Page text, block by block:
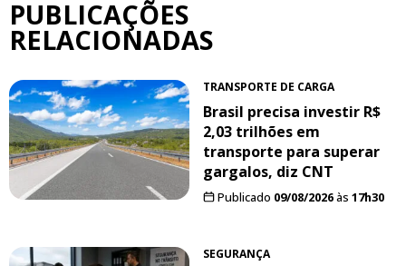
PUBLICAÇÕES
RELACIONADAS
TRANSPORTE DE CARGA
Brasil precisa investir R$
2,03 trilhões em
transporte para superar
gargalos, diz CNT
Publicado 09/08/2026às 17h30
SEGURANÇA